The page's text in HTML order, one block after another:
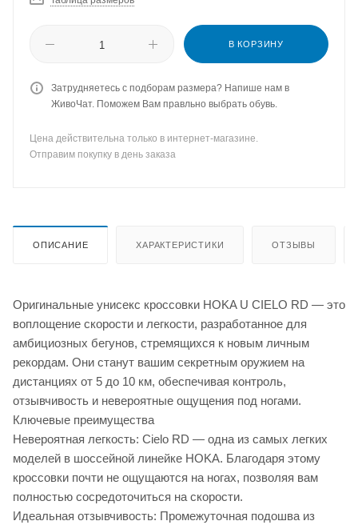
В КОРЗИНУ
Затрудняетесь с подборам размера? Напише нам в
ЖивоЧат. Поможем Вам правльно выбрать обувь.
Цена действительна только в интернет-магазине.
Отправим покупку в день заказа
ОПИСАНИЕ ХАРАКТЕРИСТИКИ ОТЗЫВЫ
Оригинальные унисекс кроссовки HOKA U CIELO RD — это
воплощение скорости и легкости, разработанное для
амбициозных бегунов, стремящихся к новым личным
рекордам. Они станут вашим секретным оружием на
дистанциях от 5 до 10 км, обеспечивая контроль,
отзывчивость и невероятные ощущения под ногами.
Ключевые преимущества
Невероятная легкость: Cielo RD — одна из самых легких
моделей в шоссейной линейке HOKA. Благодаря этому
кроссовки почти не ощущаются на ногах, позволяя вам
полностью сосредоточиться на скорости.
Идеальная отзывчивость: Промежуточная подошва из